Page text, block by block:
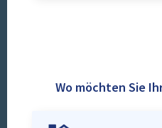
Wo möchten Sie